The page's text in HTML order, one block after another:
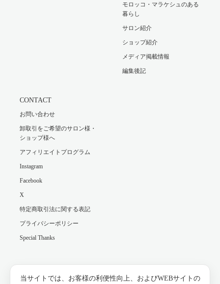
モロッコ・マラケシュのある
暮らし
サロン紹介
ショップ紹介
メディア掲載情報
編集後記
CONTACT
お問い合わせ
卸取引をご希望のサロン様・
ショップ様へ
アフィリエイトプログラム
Instagram
Facebook
X
特定商取引法に関する表記
プライバシーポリシー
Special Thanks
当サイトでは、お客様の利便性向上、およびWEBサイトの